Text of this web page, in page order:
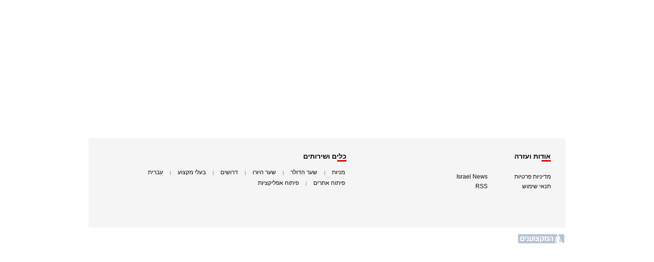
אודות ועזרה
מדיניות פרטיות
תנאי שימוש
Israel News
RSS
כלים ושירותים
מניות שער הדולר שער היורו דרושים בעלי מקצוע עברית
פיתוח אתרים פיתוח אפליקציות